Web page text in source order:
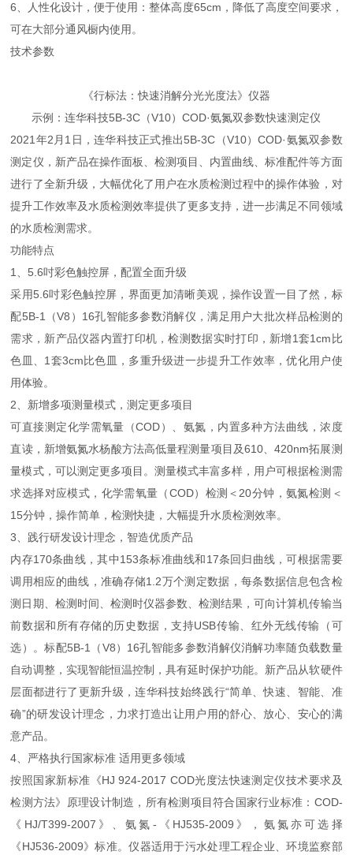
6、人性化设计，便于使用：整体高度65cm，降低了高度空间要求，
可在大部分通风橱内使用。
技术参数
《行标法：快速消解分光光度法》仪器
示例：连华科技5B-3C（V10）COD·氨氮双参数快速测定仪
2021年2月1日，连华科技正式推出5B-3C（V10）COD·氨氮双参数
测定仪，新产品在操作面板、检测项目、内置曲线、标准配件等方面
进行了全新升级，大幅优化了用户在水质检测过程中的操作体验，对
提升工作效率及水质检测效率提供了更多支持，进一步满足不同领域
的水质检测需求。
功能特点
1、5.6吋彩色触控屏，配置全面升级
采用5.6吋彩色触控屏，界面更加清晰美观，操作设置一目了然，标
配5B-1（V8）16孔智能多参数消解仪，满足用户大批次样品检测的
需求，新产品仪器内置打印机，检测数据实时打印，新增1套1cm比
色皿、1套3cm比色皿，多重升级进一步提升工作效率，优化用户使
用体验。
2、新增多项测量模式，测定更多项目
可直接测定化学需氧量（COD）、氨氮，内置多种方法曲线，浓度
直读，新增氨氮水杨酸方法高低量程测量项目及610、420nm拓展测
量模式，可以测定更多项目。测量模式丰富多样，用户可根据检测需
求选择对应模式，化学需氧量（COD）检测＜20分钟，氨氮检测＜
15分钟，操作简单，检测快捷，大幅提升水质检测效率。
3、践行研发设计理念，智造优质产品
内存170条曲线，其中153条标准曲线和17条回归曲线，可根据需要
调用相应的曲线，准确存储1.2万个测定数据，每条数据信息包含检
测日期、检测时间、检测时仪器参数、检测结果，可向计算机传输当
前数据和所有存储的历史数据，支持USB传输、红外无线传输（可
选）。标配5B-1（V8）16孔智能多参数消解仪消解功率随负载数量
自动调整，实现智能恒温控制，具有延时保护功能。新产品从软硬件
层面都进行了更新升级，连华科技始终践行“简单、快速、智能、准
确”的研发设计理念，力求打造出让用户用的舒心、放心、安心的满
意产品。
4、严格执行国家标准 适用更多领域
按照国家新标准《HJ 924-2017 COD光度法快速测定仪技术要求及
检测方法》原理设计制造，所有检测项目符合国家行业标准：COD-
《HJ/T399-2007》、氨氮-《HJ535-2009》，氨氮亦可选择
《HJ536-2009》标准。仪器适用于污水处理工程企业、环境监察部